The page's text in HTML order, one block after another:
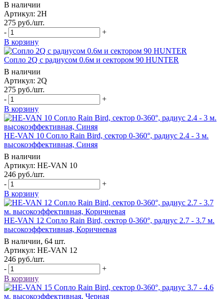
В наличии
Артикул: 2Н
275 руб./шт.
-
+
В корзину
Сопло 2Q c радиусом 0.6м и сектором 90 HUNTER
В наличии
Артикул: 2Q
275 руб./шт.
-
+
В корзину
HE-VAN 10 Сопло Rain Bird, сектор 0-360°, радиус 2.4 - 3 м.
высокоэффективная, Синяя
В наличии
Артикул: HE-VAN 10
246 руб./шт.
-
+
В корзину
HE-VAN 12 Сопло Rain Bird, сектор 0-360°, радиус 2.7 - 3.7 м.
высокоэффективная, Коричневая
В наличии, 64 шт.
Артикул: HE-VAN 12
246 руб./шт.
-
+
В корзину